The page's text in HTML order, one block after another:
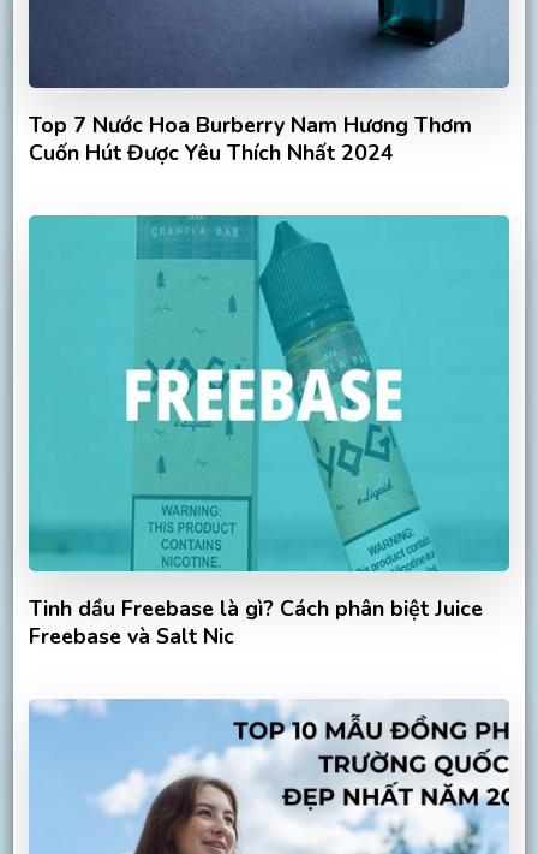
Top 7 Nước Hoa Burberry Nam Hương Thơm
Cuốn Hút Được Yêu Thích Nhất 2024
Tinh dầu Freebase là gì? Cách phân biệt Juice
Freebase và Salt Nic